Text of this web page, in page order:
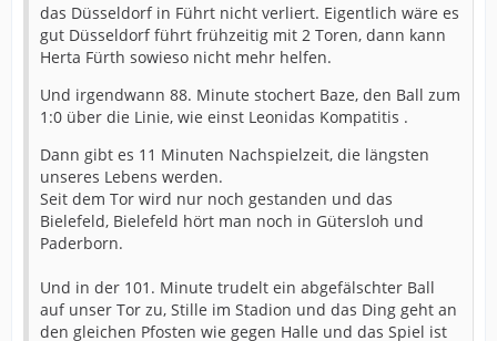
das Düsseldorf in Führt nicht verliert. Eigentlich wäre es
gut Düsseldorf führt frühzeitig mit 2 Toren, dann kann
Herta Fürth sowieso nicht mehr helfen.
Und irgendwann 88. Minute stochert Baze, den Ball zum
1:0 über die Linie, wie einst Leonidas Kompatitis .
Dann gibt es 11 Minuten Nachspielzeit, die längsten
unseres Lebens werden.
Seit dem Tor wird nur noch gestanden und das
Bielefeld, Bielefeld hört man noch in Gütersloh und
Paderborn.
Und in der 101. Minute trudelt ein abgefälschter Ball
auf unser Tor zu, Stille im Stadion und das Ding geht an
den gleichen Pfosten wie gegen Halle und das Spiel ist